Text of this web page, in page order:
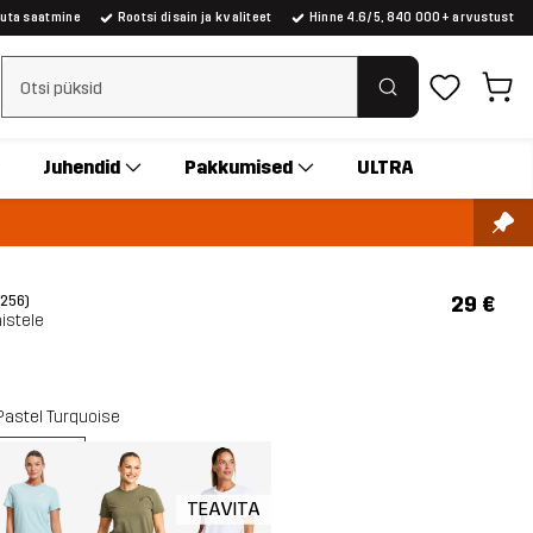
saatmine Rootsi disain ja kvaliteet Hinne 4.6/5, 840 000+ arvustust
Tühjenda otsing
Juhendid Pakkumised ULTRA
29 €
Turquoise
TEAVITA